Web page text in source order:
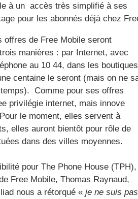
gratuite
à un accès très simplifié à ses
pour les abonnés déjà chez
offres de Free Mobile seront
manières : par Internet, avec
au 10 44, dans les
centaine le seront (mais on ne
Comme pour ses offres
privilégie internet, mais innove
le moment, elles servent à
elles auront bientôt pour rôle de
dans des villes moyennes.
pour The Phone House (TPH),
Free Mobile, Thomas Raynaud,
nous a rétorqué « je ne suis pas